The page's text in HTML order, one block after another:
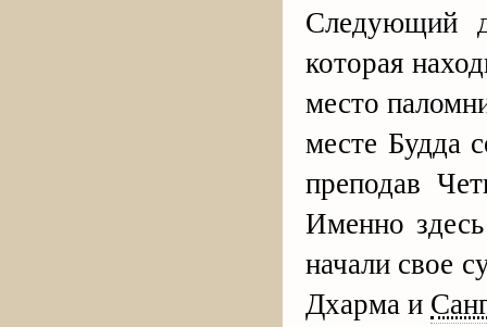
Следующий
которая
место
месте Будда
преподав
Именно
начали свое
Дхарма и